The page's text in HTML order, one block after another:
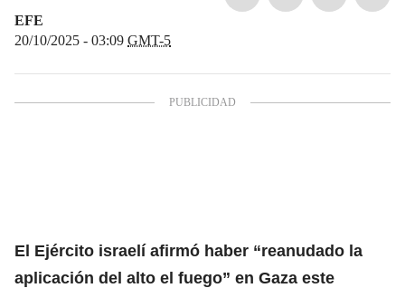
EFE
20/10/2025 - 03:09 GMT-5
El Ejército israelíafirmó haber “reanudado la
aplicación del alto el fuego” en Gaza este